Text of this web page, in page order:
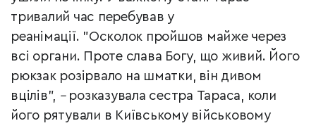
тривалий час перебував у
реанімації. "Осколок пройшов майже через
всі органи. Проте слава Богу, що живий. Його
рюкзак розірвало на шматки, він дивом
вцілів", –розказувала сестра Тараса, коли
його рятували в Київському військовому